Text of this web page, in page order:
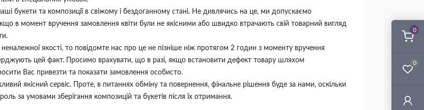
0
0
та композиції в свіжому і бездоганному стані. Не дивлячись на це, ми допускаємо
в момент вручення замовлення квіти були не якісними або швидко втрачають свій товарний вигляд
якості, то повідомте нас про це не пізніше ніж протягом 2 годин з моменту вручення
цей факт. Просимо врахувати, що в разі, якщо встановити дефект товару шляхом
Вас привезти та показати замовлення особисто.
якісний сервіс. Проте, в питаннях обміну та повернення, фінальне рішення буде за нами, оскільки
за умовами зберігання композицій та букетів після їх отримання.